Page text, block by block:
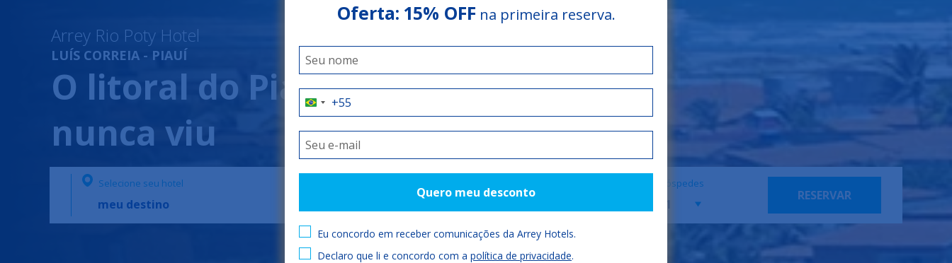
Oferta: 15% OFF na primeira reserva.
Quero meu desconto
Eu concordo em receber comunicações da Arrey Hotels.
Declaro que li e concordo com a política de privacidade.
Selecione seu hotel Hóspedes
RESERVAR
Arrey Rio Poty Hotel
LUÍS CORREIA - PIAUÍ
O litoral do Piauí como você
nunca viu